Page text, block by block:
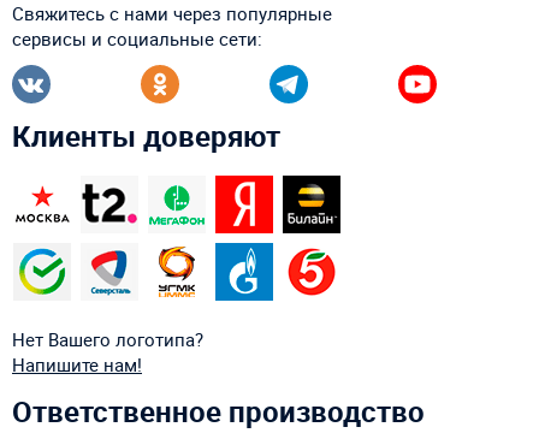
Свяжитесь с нами через популярные
сервисы и социальные сети:
Клиенты доверяют
Нет Вашего логотипа?
Напишите нам!
Ответственное производство